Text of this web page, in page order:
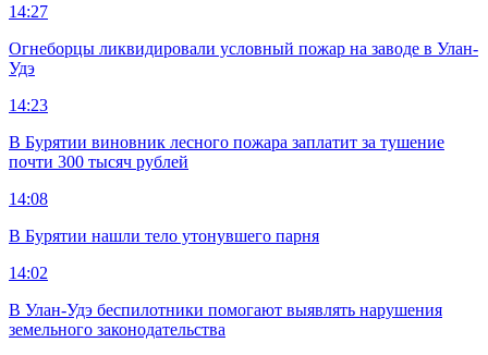
14:27
Огнеборцы ликвидировали условный пожар на заводе в Улан-
Удэ
14:23
В Бурятии виновник лесного пожара заплатит за тушение
почти 300 тысяч рублей
14:08
В Бурятии нашли тело утонувшего парня
14:02
В Улан-Удэ беспилотники помогают выявлять нарушения
земельного законодательства